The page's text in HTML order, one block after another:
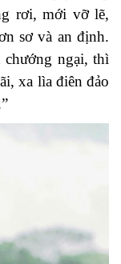
rơi, mới vỡ lẽ,
sơ và an định.
chướng ngại, thì
xa lìa điên đảo